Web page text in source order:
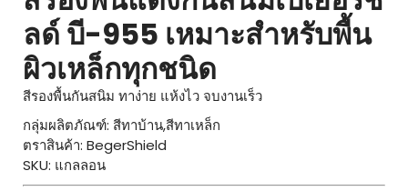
ลด์ บี-955 เหมาะสำหรับพื้น
ผิวเหล็กทุกชนิด
สีรองพื้นกันสนิม ทาง่าย แห้งไว จบงานเร็ว
กลุ่มผลิตภัณฑ์: สีทาบ้าน,สีทาเหล็ก
ตราสินค้า: BegerShield
SKU: แกลลอน